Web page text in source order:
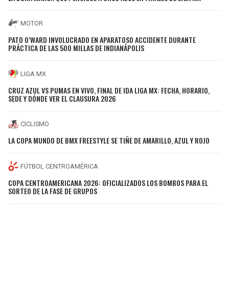
MOTOR
PATO O’WARD INVOLUCRADO EN APARATOSO ACCIDENTE DURANTE
PRÁCTICA DE LAS 500 MILLAS DE INDIANÁPOLIS
LIGA MX
CRUZ AZUL VS PUMAS EN VIVO, FINAL DE IDA LIGA MX: FECHA, HORARIO,
SEDE Y DÓNDE VER EL CLAUSURA 2026
CICLISMO
LA COPA MUNDO DE BMX FREESTYLE SE TIÑE DE AMARILLO, AZUL Y ROJO
FÚTBOL CENTROAMÉRICA
COPA CENTROAMERICANA 2026: OFICIALIZADOS LOS BOMBOS PARA EL
SORTEO DE LA FASE DE GRUPOS